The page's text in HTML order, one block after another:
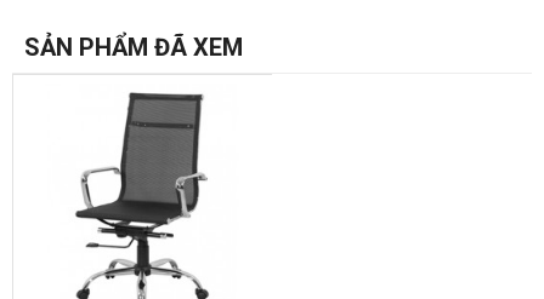
SẢN PHẨM ĐÃ XEM